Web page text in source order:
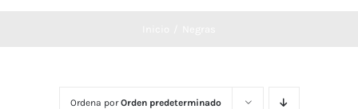
Ordena porOrden predeterminado